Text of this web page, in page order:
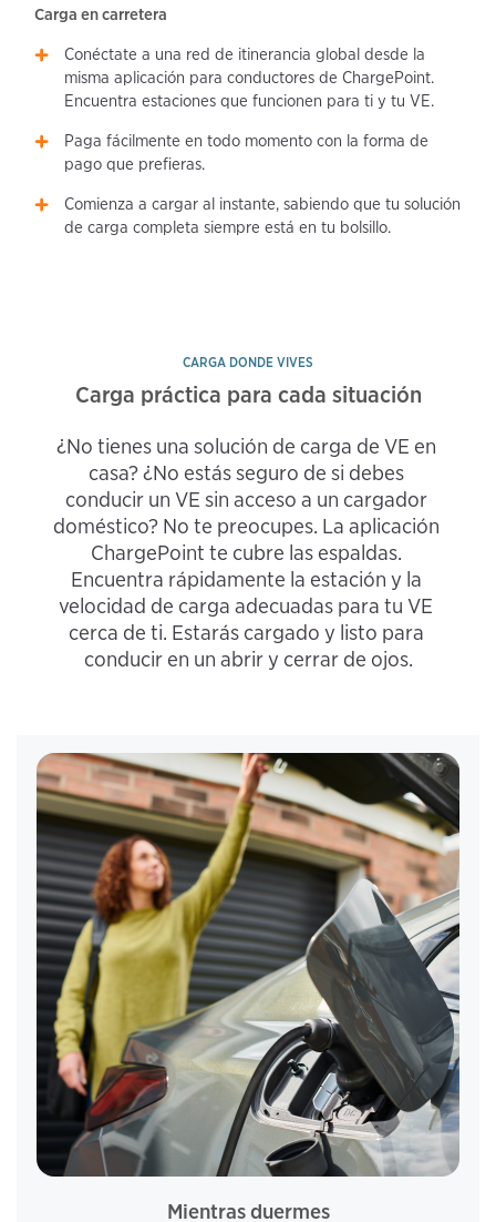
Carga en carretera
Conéctate a una red de itinerancia global desde la
misma aplicación para conductores de ChargePoint.
Encuentra estaciones que funcionen para ti y tu VE.
Paga fácilmente en todo momento con la forma de
pago que prefieras.
Comienza a cargar al instante, sabiendo que tu solución
de carga completa siempre está en tu bolsillo.
CARGA DONDE VIVES
Carga práctica para cada situación
¿No tienes una solución de carga de VE en
casa? ¿No estás seguro de si debes
conducir un VE sin acceso a un cargador
doméstico? No te preocupes. La aplicación
ChargePoint te cubre las espaldas.
Encuentra rápidamente la estación y la
velocidad de carga adecuadas para tu VE
cerca de ti. Estarás cargado y listo para
conducir en un abrir y cerrar de ojos.
Mientras duermes